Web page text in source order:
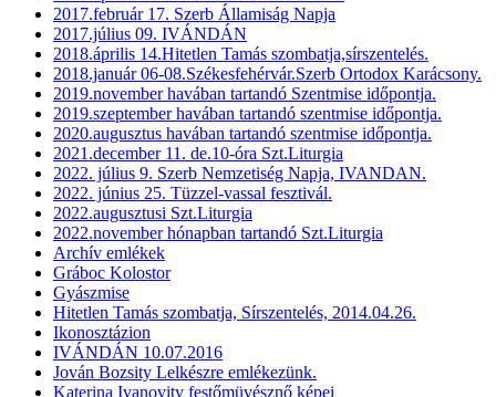
2017.február 17. Szerb Államiság Napja
2017.július 09. IVÁNDÁN
2018.április 14.Hitetlen Tamás szombatja,sírszentelés.
2018.január 06-08.Székesfehérvár.Szerb Ortodox Karácsony.
2019.november havában tartandó Szentmise időpontja.
2019.szeptember havában tartandó szentmise időpontja.
2020.augusztus havában tartandó szentmise időpontja.
2021.december 11. de.10-óra Szt.Liturgia
2022. július 9. Szerb Nemzetiség Napja, IVANDAN.
2022. június 25. Tüzzel-vassal fesztivál.
2022.augusztusi Szt.Liturgia
2022.november hónapban tartandó Szt.Liturgia
Archív emlékek
Gráboc Kolostor
Gyászmise
Hitetlen Tamás szombatja, Sírszentelés, 2014.04.26.
Ikonosztázion
IVÁNDÁN 10.07.2016
Jován Bozsity Lelkészre emlékezünk.
Katerina Ivanovity festőmüvésznő képei